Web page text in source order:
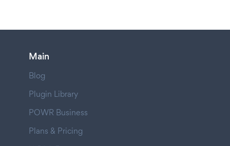
Main
Blog
Plugin Library
POWR Business
Plans & Pricing